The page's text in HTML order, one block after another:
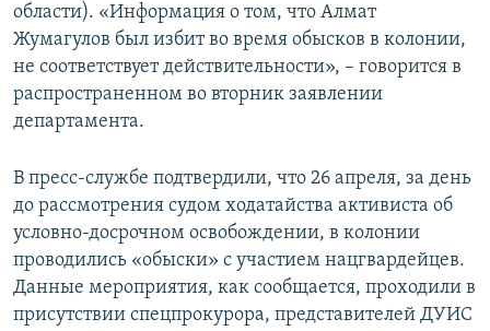
области). «Информация о том, что Алмат
Жумагулов был избит во время обысков в колонии,
не соответствует действительности», – говорится в
распространенном во вторник заявлении
департамента.
В пресс-службе подтвердили, что 26 апреля, за день
до рассмотрения судом ходатайства активиста об
условно-досрочном освобождении, в колонии
проводились «обыски» с участием нацгвардейцев.
Данные мероприятия, как сообщается, проходили в
присутствии спецпрокурора, представителей ДУИС